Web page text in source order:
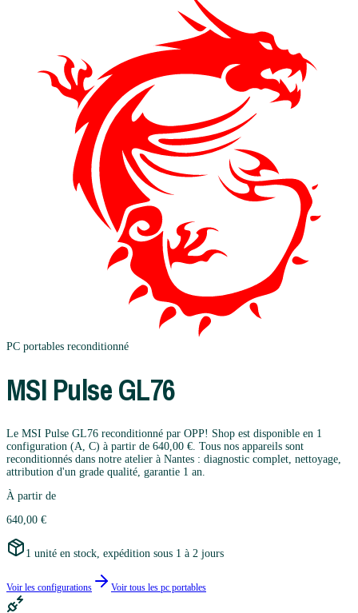
PC portables reconditionné
MSI Pulse GL76
Le MSI Pulse GL76 reconditionné par OPP! Shop est disponible en 1
configuration (A, C) à partir de 640,00 €. Tous nos appareils sont
reconditionnés dans notre atelier à Nantes : diagnostic complet, nettoyage,
attribution d'un grade qualité, garantie 1 an.
À partir de
640,00 €
1 unité en stock, expédition sous 1 à 2 jours
Voir les configurations Voir tous les pc portables